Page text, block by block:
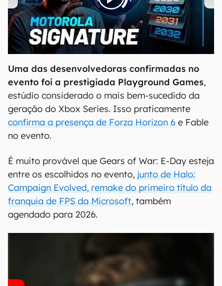
00:00/20:46
Uma das desenvolvedoras confirmadas no
evento foi a prestigiada Playground Games,
estúdio considerado o mais bem-sucedido da
geração do Xbox Series. Isso praticamente
confirma a presença de Forza Horizon 6 e Fable
no evento.
É muito provável que Gears of War: E-Day esteja
entre os escolhidos no evento, junto de Halo:
Campaign Evolved, remake do primeiro título da
franquia de FPS da Microsoft, também
agendado para 2026.